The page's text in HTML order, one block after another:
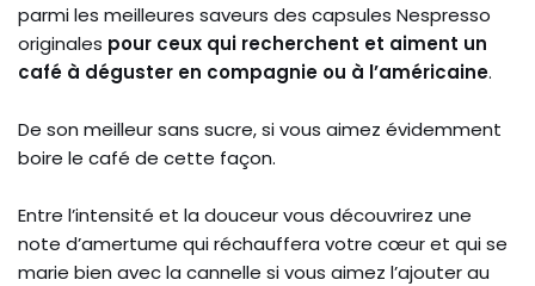
parmi les meilleures saveurs des capsules Nespresso
originales pour ceux qui recherchent et aiment un
café à déguster en compagnie ou à l’américaine.
De son meilleur sans sucre, si vous aimez évidemment
boire le café de cette façon.
Entre l’intensité et la douceur vous découvrirez une
note d’amertume qui réchauffera votre cœur et qui se
marie bien avec la cannelle si vous aimez l’ajouter au